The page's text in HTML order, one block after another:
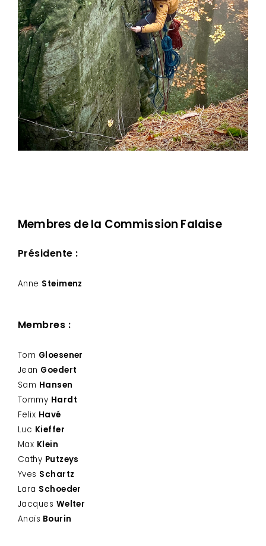
Membres de la Commission Falaise
Présidente :
Anne Steimenz
Membres :
Tom Gloesener
Jean Goedert
Sam Hansen
Tommy Hardt
Felix Havé
Luc Kieffer
Max Klein
Cathy Putzeys
Yves Schartz
Lara Schoeder
Jacques Welter
Anaïs Bourin